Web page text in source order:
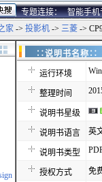
专题连接： 智能手机
家 -> 投影机 -> 三菱 ->
∷说明书
运行环境
整理时间
说明书星级
说明书语言 英
说明书类型
授权方式 免